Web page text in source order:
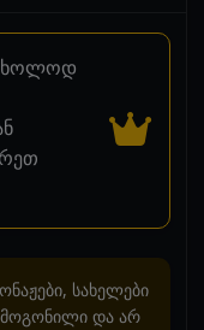
სახელები
და არ